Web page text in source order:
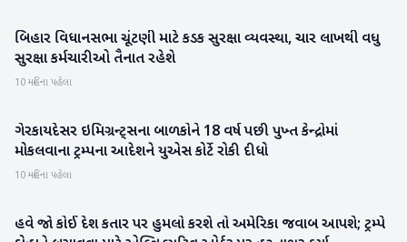
રાષ્ટ્રીય
બિહાર વિધાનસભા ચૂંટણી માટે કડક સુરક્ષા વ્યવસ્થા, ચાર લાખથી વધુ
સુરક્ષા કર્મચારીઓ તૈનાત રહેશે
10 મહિના પહેલા
આંતરરાષ્ટ્રીય
ગેરકાયદેસર ઇમિગ્રન્ટ્સના બાળકોને 18 વર્ષ પછી પુખ્ત કેન્દ્રોમાં
મોકલવાના ટ્રમ્પના આદેશને યુએસ કોર્ટે રોકી દીધો
10 મહિના પહેલા
આંતરરાષ્ટ્રીય
હવે જો કોઈ દેશ કતાર પર હુમલો કરશે તો અમેરિકા જવાબ આપશે; ટ્રમ્પે